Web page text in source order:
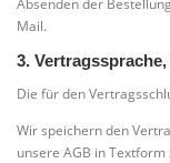
Mail.
3.
Die für den
Wir speichern den
unsere AGB in